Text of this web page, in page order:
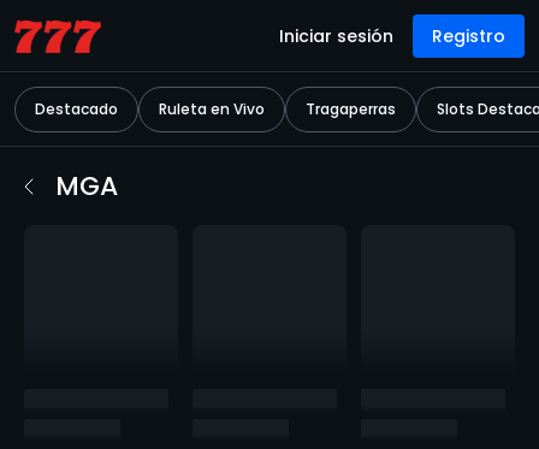
Iniciar sesión Registro
Destacado Ruleta en Vivo Tragaperras Slots
MGA